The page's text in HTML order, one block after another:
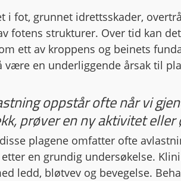
i fot, grunnet idrettsskader,
fotens strukturer. Over tid kan
ett av kroppens og beinets
være en underliggende årsak til
oppstår ofte når vi
prøver en ny aktivitet
plagene omfatter ofte
en grundig undersøkelse.
ledd, bløtvev og bevegelse.